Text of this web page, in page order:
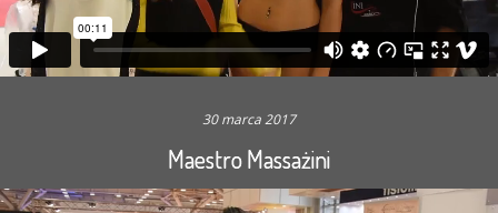
30 marca 2017
Maestro Massażini